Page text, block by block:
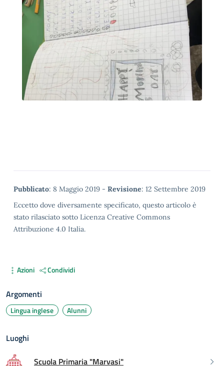
Metadata
Pubblicato: 8 Maggio 2019 - Revisione: 12 Settembre 2019
Eccetto dove diversamente specificato, questo articolo è
stato rilasciato sotto Licenza Creative Commons
Attribuzione 4.0 Italia.
Azioni Condividi
Argomenti
Lingua inglese Alunni
Luoghi
Scuola Primaria "Marvasi"